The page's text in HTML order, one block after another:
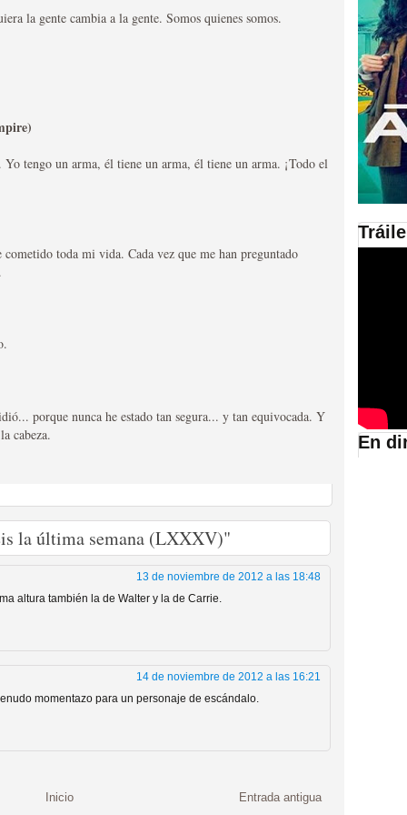
plataformas SVOD
al año se superará
de HBO España
siendo una de las
la gente cambia a la gente. Somos quienes somos.
Yo tengo un arma, él tiene un arma, él tiene un arma. ¡Todo el
toda mi vida. Cada vez que me han preguntado
porque nunca he estado tan segura... y tan equivocada. Y
cabeza.
la última semana (LXXXV)"
13 de noviembre de 2012 a las 18:48
altura también la de Walter y la de Carrie.
14 de noviembre de 2012 a las 16:21
momentazo para un personaje de escándalo.
Entrada antigua
Inicio
En